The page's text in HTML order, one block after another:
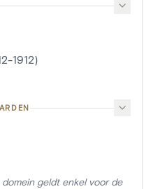
1912)
geldt enkel voor de